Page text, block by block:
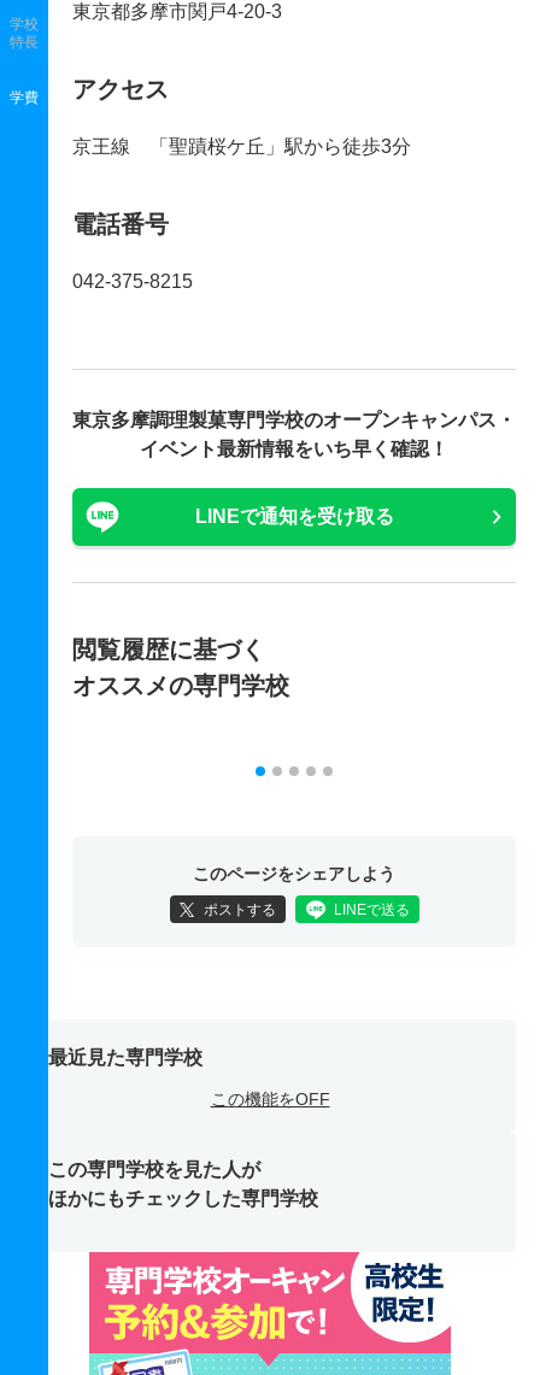
学校
特長
学費
東京都多摩市関戸4-20-3
アクセス
京王線 「聖蹟桜ケ丘」駅から徒歩3分
電話番号
042-375-8215
東京多摩調理製菓専門学校のオープンキャンパス・
イベント最新情報をいち早く確認！
LINEで通知を受け取る
閲覧履歴に基づく
オススメの専門学校
このページをシェアしよう
ポストする LINEで送る
最近見た専門学校
この機能をOFF
この専門学校を見た人が
ほかにもチェックした専門学校